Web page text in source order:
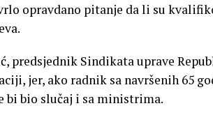
opravdano pitanje da li su
predsjednik Sindikata uprave
jer, ako radnik sa navršenih 65
bi bio slučaj i sa ministrima.